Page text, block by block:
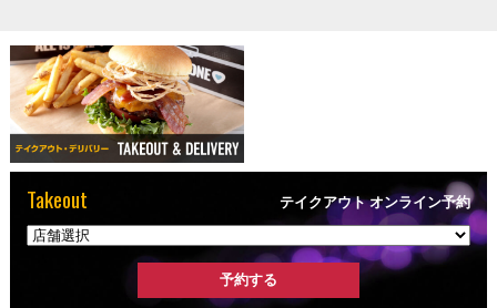
Takeout テイクアウト オンライン予約